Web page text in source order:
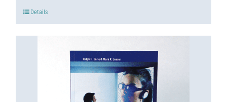
Details